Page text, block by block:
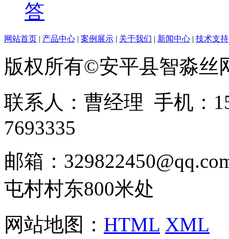
答
网站首页 | 产品中心 | 案例展示 | 关于我们 | 新闻中心 | 技术支持
版权所有©安平县智淼丝
联系人：曹经理 手机：
7693335
邮箱：
屯村村东800米处
网站地图： HTML XML